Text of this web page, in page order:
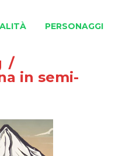
PERSONAGGI
/
in semi-